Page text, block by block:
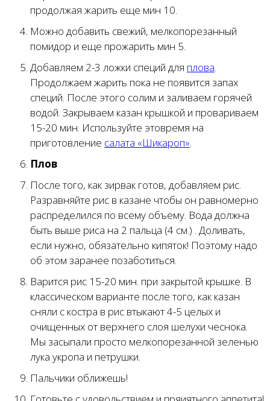
продолжая жарить еще мин 10.
Можно добавить свежий, мелкопорезанный
помидор и еще прожарить мин 5.
Добавляем 2-3 ложки специй для плова.
Продолжаем жарить пока не появится запах
специй. После этого солим и заливаем горячей
водой. Закрываем казан крышкой и провариваем
15-20 мин. Используйте этовремя на
приготовление салата «Шикароп».
Плов
После того, как зирвак готов, добавляем рис.
Разравняйте рис в казане чтобы он равномерно
распределился по всему объему. Вода должна
быть выше риса на 2 пальца (4 см.) . Доливать,
если нужно, обязательно кипяток! Поэтому надо
об этом заранее позаботиться.
Варится рис 15-20 мин. при закрытой крышке. В
классическом варианте после того, как казан
сняли с костра в рис втыкают 4-5 целых и
очищенных от верхнего слоя шелухи чеснока.
Мы засыпали просто мелкопорезанной зеленью
лука укропа и петрушки.
Пальчики оближешь!